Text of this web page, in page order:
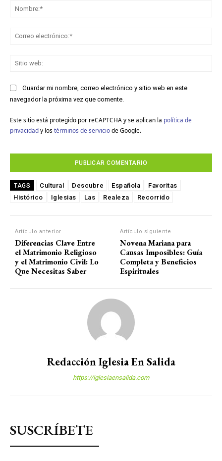
Guardar mi nombre, correo electrónico y sitio web en este
navegador la próxima vez que comente.
Este sitio está protegido por reCAPTCHA y se aplican la política de
privacidady los términos de serviciode Google.
TAGS Cultural Descubre Española
Favoritas
Histórico
Iglesias Las Realeza Recorrido
Artículo anterior
Diferencias Clave Entre
el Matrimonio Religioso
y el Matrimonio Civil: Lo
Que Necesitas Saber
Artículo siguiente
Novena Mariana para
Causas Imposibles: Guía
Completa y Beneficios
Espirituales
Redacción Iglesia En Salida
https://iglesiaensalida.com
SUSCRÍBETE